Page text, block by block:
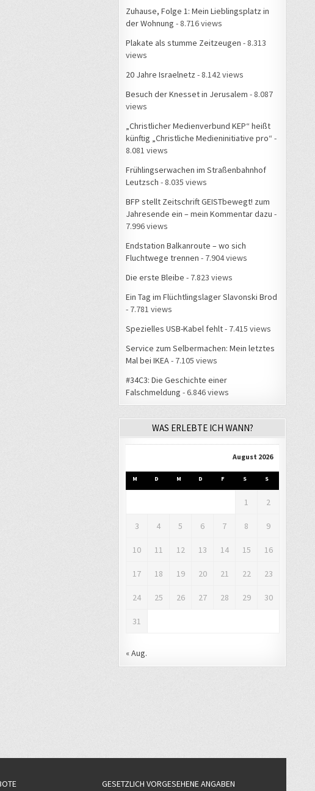
Zuhause, Folge 1: Mein Lieblingsplatz in
der Wohnung - 8.716 views
Plakate als stumme Zeitzeugen - 8.313
views
20 Jahre Israelnetz - 8.142 views
Besuch der Knesset in Jerusalem - 8.087
views
„Christlicher Medienverbund KEP“ heißt
künftig „Christliche Medieninitiative pro“ -
8.081 views
Frühlingserwachen im Straßenbahnhof
Leutzsch - 8.035 views
BFP stellt Zeitschrift GEISTbewegt! zum
Jahresende ein – mein Kommentar dazu -
7.996 views
Endstation Balkanroute – wo sich
Fluchtwege trennen - 7.904 views
Die erste Bleibe - 7.823 views
Ein Tag im Flüchtlingslager Slavonski Brod
- 7.781 views
Spezielles USB-Kabel fehlt- 7.415 views
Service zum Selbermachen: Mein letztes
Mal bei IKEA - 7.105 views
#34C3: Die Geschichte einer
Falschmeldung - 6.846 views
WAS ERLEBTE ICH WANN?
August 2026
M D M D F S S
1 2
3 4 5 6 7 8 9
10 11 12 13 14 15 16
17 18 19 20 21 22 23
24 25 26 27 28 29 30
31
« Aug.
GESETZLICH VORGESEHENE ANGABEN